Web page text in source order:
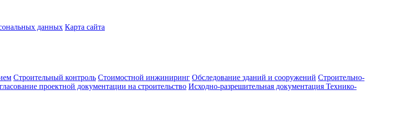
данных Карта сайта
Строительный контроль Стоимостной инжиниринг Обследование зданий и сооружений Строительно-
проектной документации на строительство Исходно-разрешительная документация Технико-